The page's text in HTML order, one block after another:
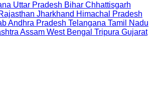
Uttar Pradesh Bihar Chhattisgarh
Jharkhand Himachal Pradesh
Andhra Pradesh Telangana Tamil Nadu
Assam West Bengal Tripura Gujarat